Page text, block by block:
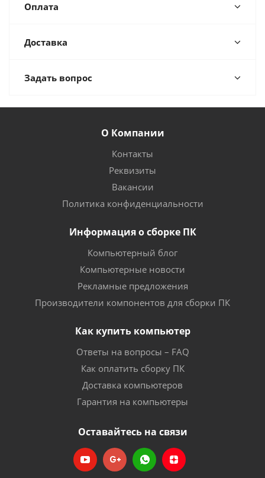
Оплата
Доставка
Задать вопрос
О Компании
Контакты
Реквизиты
Вакансии
Политика конфиденциальности
Информация о сборке ПК
Компьютерный блог
Компьютерные новости
Рекламные предложения
Производители компонентов для сборки ПК
Как купить компьютер
Ответы на вопросы – FAQ
Как оплатить сборку ПК
Доставка компьютеров
Гарантия на компьютеры
Оставайтесь на связи